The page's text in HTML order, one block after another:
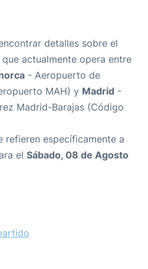
detalles sobre el
que actualmente opera entre
- Aeropuerto de
MAH) y Madrid -
Madrid-Barajas (Código
refieren específicamente a
el Sábado, 08 de Agosto